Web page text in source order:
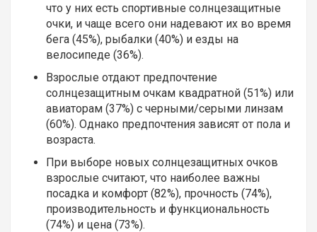
что у них есть спортивные солнцезащитные
очки, и чаще всего они надевают их во время
бега (45%), рыбалки (40%) и езды на
велосипеде (36%).
Взрослые отдают предпочтение
солнцезащитным очкам квадратной (51%) или
авиаторам (37%) с черными/серыми линзам
(60%). Однако предпочтения зависят от пола и
возраста.
При выборе новых солнцезащитных очков
взрослые считают, что наиболее важны
посадка и комфорт (82%), прочность (74%),
производительность и функциональность
(74%) и цена (73%).